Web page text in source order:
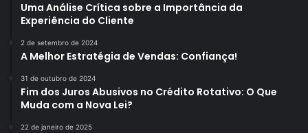
Uma Análise Crítica sobre a Importância da
Experiência do Cliente
2 de setembro de 2024
A Melhor Estratégia de Vendas: Confiança!
31 de outubro de 2024
Fim dos Juros Abusivos no Crédito Rotativo: O Que
Muda com a Nova Lei?
22 de janeiro de 2025